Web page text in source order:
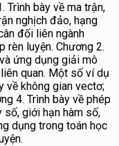
Trình bày về ma trận,
nghịch đảo, hạng
đối liên ngành
rèn luyện. Chương 2.
ứng dụng giải mô
quan. Một số ví dụ
về không gian vectơ;
4. Trình bày về phép
số, giới hạn hàm số,
dụng trong toán học